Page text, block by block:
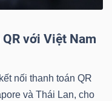
với Việt Nam
nối thanh toán QR
và Thái Lan, cho